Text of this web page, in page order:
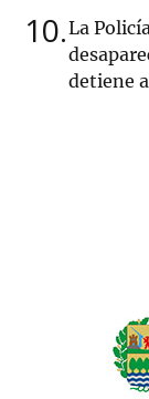
10 La
detiene